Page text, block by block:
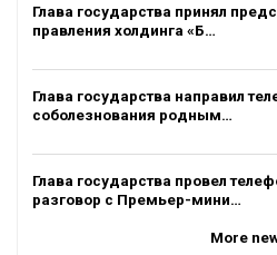
Глава государства принял
правления холдинга «Б…
Глава государства направил
соболезнования родным…
Глава государства провел
разговор с Премьер-мини…
More